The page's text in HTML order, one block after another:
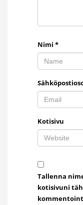
Nimi *
Kotisivu
Tallenna
kotisivuni